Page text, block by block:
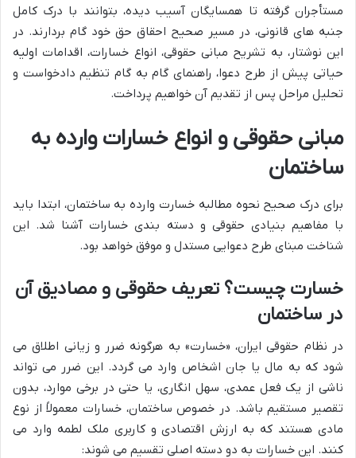
مستأجران گرفته تا همسایگان آسیب دیده، بتوانند با درک کامل
جنبه های قانونی، در مسیر صحیح احقاق حق خود گام بردارند. در
این نوشتار، به تشریح مبانی حقوقی، انواع خسارات، اقدامات اولیه
حیاتی پیش از طرح دعوا، راهنمای گام به گام تنظیم دادخواست و
تحلیل مراحل پس از تقدیم آن خواهیم پرداخت.
مبانی حقوقی و انواع خسارات وارده به
ساختمان
برای درک صحیح نحوه مطالبه خسارت وارده به ساختمان، ابتدا باید
با مفاهیم بنیادی حقوقی و دسته بندی خسارات آشنا شد. این
شناخت مبنای طرح دعوایی مستدل و موفق خواهد بود.
خسارت چیست؟ تعریف حقوقی و مصادیق آن
در ساختمان
در نظام حقوقی ایران، «خسارت» به هرگونه ضرر و زیانی اطلاق می
شود که به مال یا جان اشخاص وارد می گردد. این ضرر می تواند
ناشی از یک فعل عمدی، سهل انگاری، یا حتی در برخی موارد، بدون
تقصیر مستقیم باشد. در خصوص ساختمان، خسارات معمولاً از نوع
مادی هستند که به ارزش اقتصادی و کاربری ملک لطمه وارد می
کنند. این خسارات به دو دسته اصلی تقسیم می شوند: